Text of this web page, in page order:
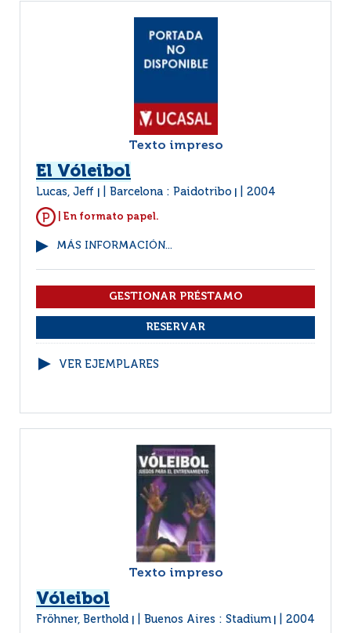
Texto impreso
El Vóleibol
Lucas, Jeff Barcelona : Paidotribo 2004
| En formato papel.
MÁS INFORMACIÓN...
VER EJEMPLARES
Texto impreso
Vóleibol
Fröhner, Berthold Buenos Aires : Stadium 2004